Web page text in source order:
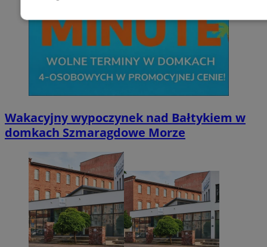
Wakacyjny wypoczynek nad Bałtykiem w
domkach Szmaragdowe Morze
Niezbędne Wydajność
Niesklasyfikowane
Wydajność
Niezbędne pliki cookie umożliwiają korzystanie z podstawowych
takich jak logowanie użytkownika i zarządzanie kontem. Bez
można prawidłowo korzystać ze strony internetowej.
Nazwa
Provider/
Domena
SessID
zabrze.com.pl